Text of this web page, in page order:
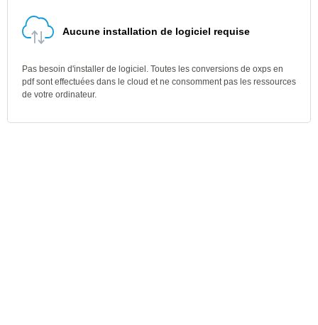
Aucune installation de logiciel requise
Pas besoin d'installer de logiciel. Toutes les conversions de oxps en
pdf sont effectuées dans le cloud et ne consomment pas les ressources
de votre ordinateur.